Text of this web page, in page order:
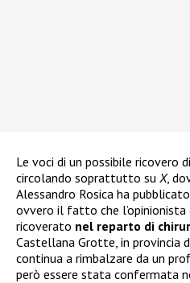
Le voci di un possibile ricovero
circolando soprattutto su X,
Alessandro Rosica ha
ovvero il fatto che l’opinionista
ricoverato nel reparto di
Castellana Grotte, in provincia
continua a rimbalzare da un
però essere stata confermata